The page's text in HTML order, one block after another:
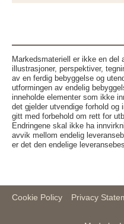
Markedsmateriell er ikke en del
illustrasjoner, perspektiver,
av en ferdig bebyggelse og
utformingen av endelig
inneholde elementer som ikke
det gjelder utvendige forhold og
gitt med forbehold om rett for
Endringene skal ikke ha
avvik mellom endelig
er det den endelige
Cookie Policy Privacy